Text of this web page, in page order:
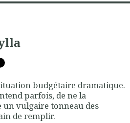
budgétaire dramatique.
parfois, de ne la
un vulgaire tonneau des
de remplir.